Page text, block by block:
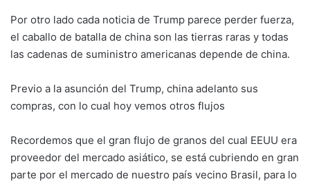
Por otro lado cada noticia de Trump parece perder fuerza,
el caballo de batalla de china son las tierras raras y todas
las cadenas de suministro americanas depende de china.
Previo a la asunción del Trump, china adelanto sus
compras, con lo cual hoy vemos otros flujos
Recordemos que el gran flujo de granos del cual EEUU era
proveedor del mercado asiático, se está cubriendo en gran
parte por el mercado de nuestro país vecino Brasil, para lo